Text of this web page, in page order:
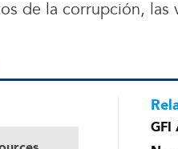
de la corrupción,
GFI